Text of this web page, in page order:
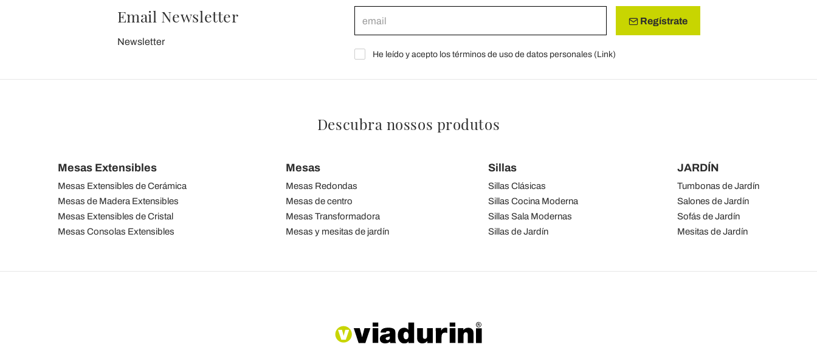
Email Newsletter
Newsletter
Regístrate
He leído y acepto los términos de uso de datos personales (Link)
Descubra nossos produtos
Mesas Extensibles
Mesas Extensibles de Cerámica
Mesas de Madera Extensibles
Mesas Extensibles de Cristal
Mesas Consolas Extensibles
Mesas
Mesas Redondas
Mesas de centro
Mesas Transformadora
Mesas y mesitas de jardín
Sillas
Sillas Clásicas
Sillas Cocina Moderna
Sillas Sala Modernas
Sillas de Jardín
JARDÍN
Tumbonas de Jardín
Salones de Jardín
Sofás de Jardín
Mesitas de Jardín